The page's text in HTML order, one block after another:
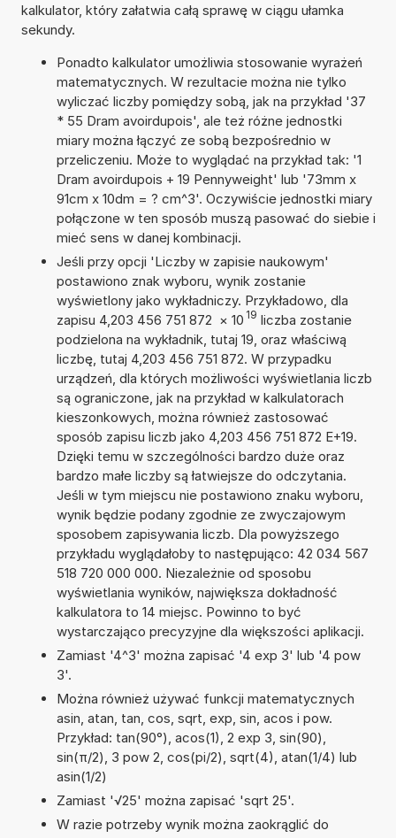
kalkulator, który załatwia całą sprawę w ciągu ułamka
sekundy.
Ponadto kalkulator umożliwia stosowanie wyrażeń
matematycznych. W rezultacie można nie tylko
wyliczać liczby pomiędzy sobą, jak na przykład '37
* 55 Dram avoirdupois', ale też różne jednostki
miary można łączyć ze sobą bezpośrednio w
przeliczeniu. Może to wyglądać na przykład tak: '1
Dram avoirdupois + 19 Pennyweight' lub '73mm x
91cm x 10dm = ? cm^3'. Oczywiście jednostki miary
połączone w ten sposób muszą pasować do siebie i
mieć sens w danej kombinacji.
Jeśli przy opcji 'Liczby w zapisie naukowym'
postawiono znak wyboru, wynik zostanie
wyświetlony jako wykładniczy. Przykładowo, dla
zapisu 4,203 456 751 872 × 10 19 liczba zostanie
podzielona na wykładnik, tutaj 19, oraz właściwą
liczbę, tutaj 4,203 456 751 872. W przypadku
urządzeń, dla których możliwości wyświetlania liczb
są ograniczone, jak na przykład w kalkulatorach
kieszonkowych, można również zastosować
sposób zapisu liczb jako 4,203 456 751 872 E+19.
Dzięki temu w szczególności bardzo duże oraz
bardzo małe liczby są łatwiejsze do odczytania.
Jeśli w tym miejscu nie postawiono znaku wyboru,
wynik będzie podany zgodnie ze zwyczajowym
sposobem zapisywania liczb. Dla powyższego
przykładu wyglądałoby to następująco: 42 034 567
518 720 000 000. Niezależnie od sposobu
wyświetlania wyników, największa dokładność
kalkulatora to 14 miejsc. Powinno to być
wystarczająco precyzyjne dla większości aplikacji.
Zamiast '4^3' można zapisać '4 exp 3' lub '4 pow
3'.
Można również używać funkcji matematycznych
asin, atan, tan, cos, sqrt, exp, sin, acos i pow.
Przykład: tan(90°), acos(1), 2 exp 3, sin(90),
sin(π/2), 3 pow 2, cos(pi/2), sqrt(4), atan(1/4) lub
asin(1/2)
Zamiast '√25' można zapisać 'sqrt 25'.
W razie potrzeby wynik można zaokrąglić do